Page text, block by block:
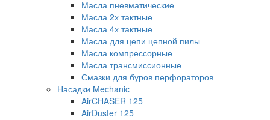
Масла пневматические
Масла 2х тактные
Масла 4х тактные
Масла для цепи цепной пилы
Масла компрессорные
Масла трансмиссионные
Смазки для буров перфораторов
Насадки Mechanic
AirCHASER 125
AirDuster 125